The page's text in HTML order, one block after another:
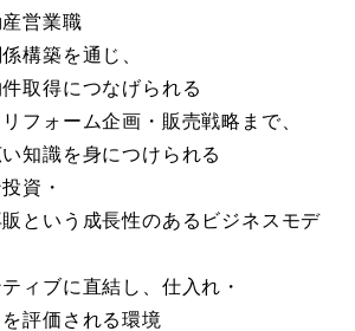
営業職
構築を通じ、
取得につなげられる
フォーム企画・販売戦略まで、
知識を身につけられる
資・
という成長性のあるビジネスモデ
ィブに直結し、仕入れ・
評価される環境